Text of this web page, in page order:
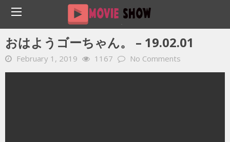
Home YOUTUBE 動画 毎日 おはようゴーちゃん。 – 19.02.01
おはようゴーちゃん。 – 19.02.01
February 1, 2019 1167 No Comments